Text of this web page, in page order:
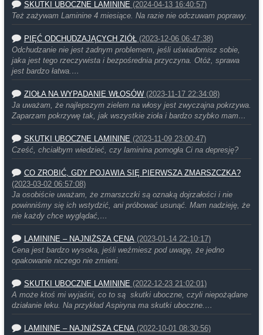
SKUTKI UBOCZNE LAMININE (2024-04-13 16:40:57)
Też zażywam Laminine 4 miesiące. Na razie nie odczuwam poprawy.
PIĘĆ ODCHUDZAJĄCYCH ZIÓŁ (2023-12-06 06:47:38)
Odchudzanie nie jest żadnym problemem, jeśli uświadomisz sobie,
jaka jest tego rzeczywista i bezpośrednia przyczyna. Otóż, sprawa
jest bardzo łatwa.…
ZIOŁA NA WYPADANIE WŁOSÓW (2023-11-17 22:34:08)
Ja uważam, że najlepszym zielem na włosy jest zwyczajna pokrzywa.
Zaparzam pokrzywę tak, jak wszystkie zioła i bardzo szybko mam…
SKUTKI UBOCZNE LAMININE (2023-11-09 23:00:47)
Cześć, chciałbym wiedzieć, czy laminina pomogła Ci na depresję?
CO ZROBIĆ, GDY POJAWIA SIĘ PIERWSZA ZMARSZCZKA?
(2023-03-02 06:57:08)
Ja osobiście uważam, że zmarszczki są oznaką dojrzałości i nie
powinniśmy się ich wstydzić, ani próbować usunąć. Mam nadzieję, że
nie każdy chce wyglądać,…
LAMININE – NAJNIŻSZA CENA (2023-01-14 22:10:17)
Cena jest bardzo wysoka, jeśli weźmiesz pod uwagę, że jedno
opakowanie niczego nie zmieni.
SKUTKI UBOCZNE LAMININE (2022-12-23 21:02:01)
A może ktoś mi wyjaśni, co to są skutki uboczne, czyli niepożądane
działanie leku. Na przykład Aspiryna ma skutki uboczne.…
LAMININE – NAJNIŻSZA CENA (2022-10-01 08:30:56)